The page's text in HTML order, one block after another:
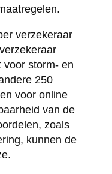
verzekeraar
voor storm- en
250
voor online
van de
zoals
kunnen de